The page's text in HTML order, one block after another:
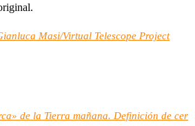
Masi/Virtual Telescope Project
de la Tierra mañana. Definición de cer